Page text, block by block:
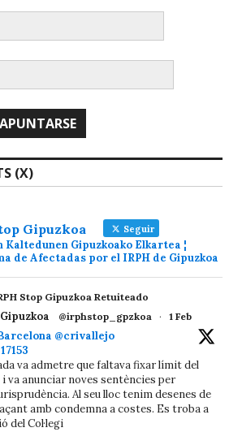
(X)
Gipuzkoa Seguir
Kaltedunen Gipuzkoako Elkartea ¦
de Afectadas por el IRPH de Gipuzkoa
Stop Gipuzkoa Retuiteado
@irphstop_gpzkoa · 1 Feb
@crivallejo
va admetre que faltava fixar límit del
va anunciar noves sentències per
Al seu lloc tenim desenes de
amb condemna a costes. Es troba a
del Col·legi